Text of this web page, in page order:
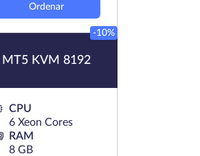
Ordenar
MT5 KVM 8192
-10%
CPU
6 Xeon Cores
RAM
8 GB